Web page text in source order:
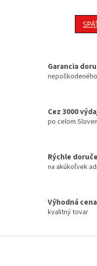
Garancia
Cez 3000
po celom
Rýchle
na akúkoľvek
Výhodná cena
kvalitný tovar